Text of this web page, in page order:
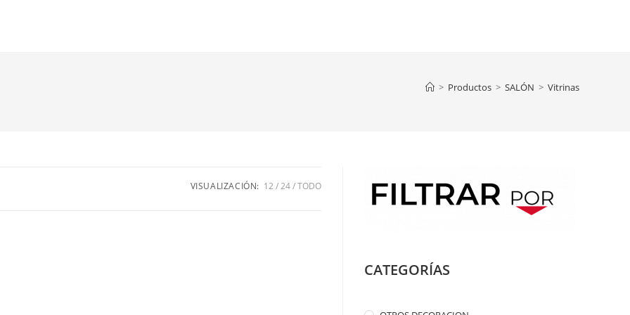
> Productos > SALÓN > Vitrinas
VISUALIZACIÓN: 12 24 TODO
CATEGORÍAS